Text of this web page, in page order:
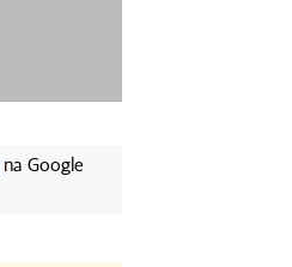
na Google